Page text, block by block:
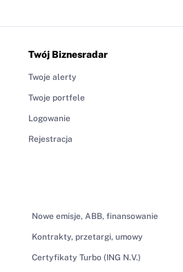
Nowe emisje, ABB, finansowanie
Kontrakty, przetargi, umowy
Certyfikaty Turbo (ING N.V.)
Twój Biznesradar
Twoje alerty
Twoje portfele
Logowanie
Rejestracja